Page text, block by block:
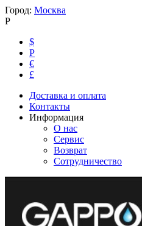
Город: Москва
Р
$
Р
€
£
Доставка и оплата
Контакты
Информация
О нас
Сервис
Возврат
Сотрудничество